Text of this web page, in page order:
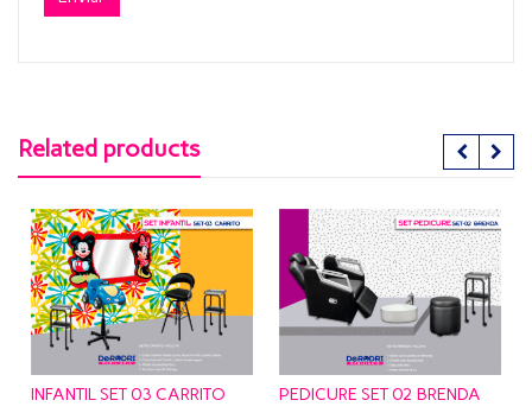
Related products
SET 03 CARRITO
PEDICURE SET 02 BRENDA